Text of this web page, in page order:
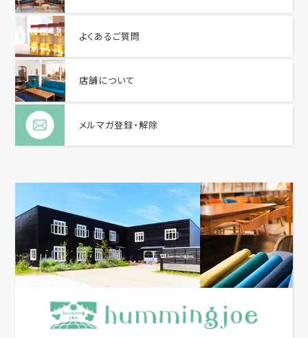
よくあるご質問
店舗について
メルマガ登録・解除